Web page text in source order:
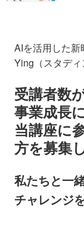
AIを活用した
Ying（スタディ
受講者数
事業成長
当講座に
方を募集
私たちと一
チャレンジ